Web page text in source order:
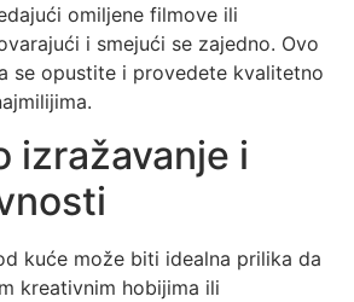
omiljene filmove ili
i smejući se zajedno. Ovo
se opustite i provedete kvalitetno
izražavanje i
kuće može biti idealna prilika da
kreativnim hobijima ili